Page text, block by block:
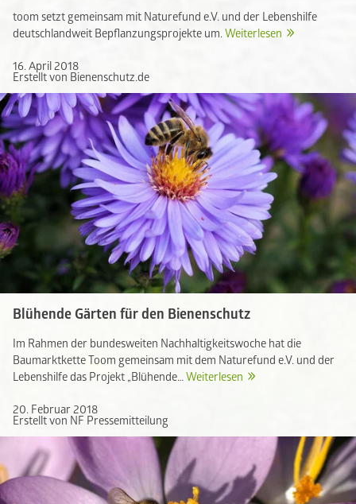
toom setzt gemeinsam mit Naturefund e.V. und der Lebenshilfe
deutschlandweit Bepflanzungsprojekte um.Weiterlesen
16. April 2018
Erstellt von Bienenschutz.de
Blühende Gärten für den Bienenschutz
Im Rahmen der bundesweiten Nachhaltigkeitswoche hat die
Baumarktkette Toom gemeinsam mit dem Naturefund e.V. und der
Lebenshilfe das Projekt „Blühende…Weiterlesen
20. Februar 2018
Erstellt von NF Pressemitteilung